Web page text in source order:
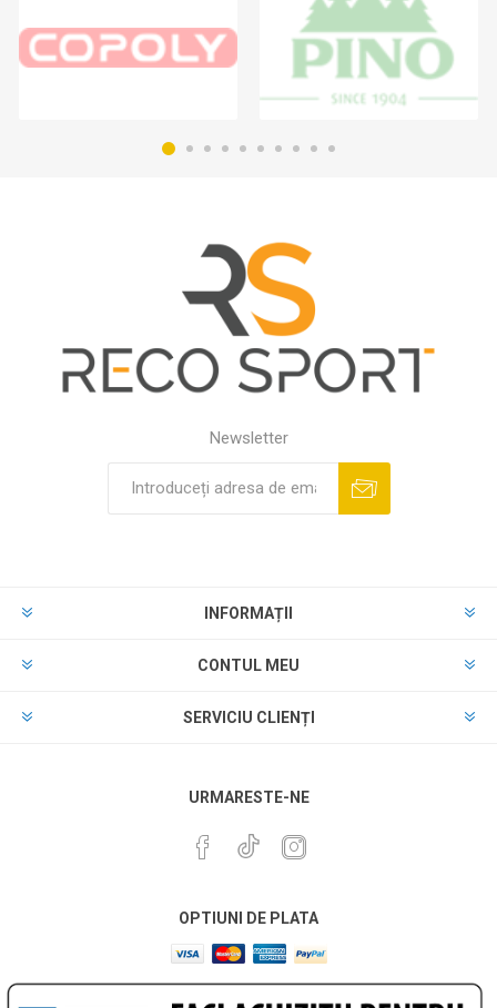
Newsletter
INFORMAȚII
CONTUL MEU
SERVICIU CLIENȚI
URMARESTE-NE
OPTIUNI DE PLATA